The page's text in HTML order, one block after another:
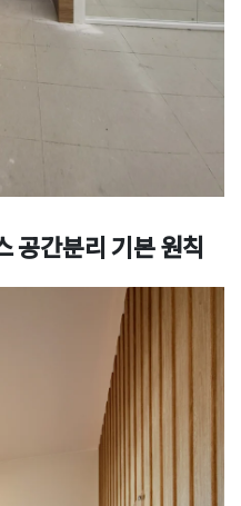
공간분리 기본 원칙